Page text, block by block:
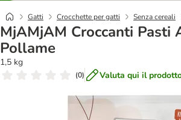
Gatti Crocchette per gatti Senza cereali
MjAMjAM Croccanti Pasti
Pollame
1,5 kg
(0) Valuta qui il